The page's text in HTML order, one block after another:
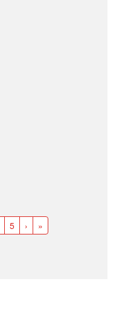
5 › »